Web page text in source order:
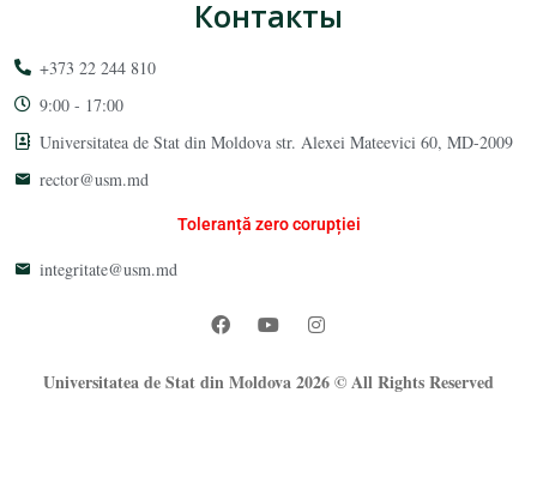
Контакты
+373 22 244 810
9:00 - 17:00
Universitatea de Stat din Moldova str. Alexei Mateevici 60, MD-2009
rector@usm.md
Toleranță zero corupției
integritate@usm.md
Universitatea de Stat din Moldova 2026 © All Rights Reserved